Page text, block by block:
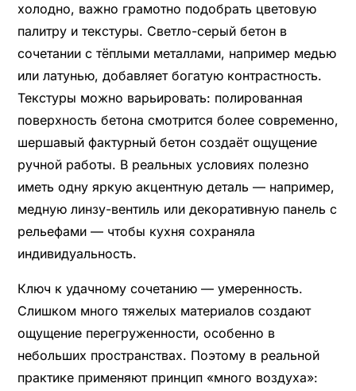
холодно, важно грамотно подобрать цветовую
палитру и текстуры. Светло-серый бетон в
сочетании с тёплыми металлами, например медью
или латунью, добавляет богатую контрастность.
Текстуры можно варьировать: полированная
поверхность бетона смотрится более современно,
шершавый фактурный бетон создаёт ощущение
ручной работы. В реальных условиях полезно
иметь одну яркую акцентную деталь — например,
медную линзу-вентиль или декоративную панель с
рельефами — чтобы кухня сохраняла
индивидуальность.
Ключ к удачному сочетанию — умеренность.
Слишком много тяжелых материалов создают
ощущение перегруженности, особенно в
небольших пространствах. Поэтому в реальной
практике применяют принцип «много воздуха»: